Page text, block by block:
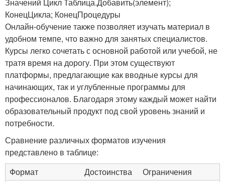
Значений Цикл Таблица.Добавить(элемент);
КонецЦикла; КонецПроцедуры
Онлайн-обучение также позволяет изучать материал в
удобном темпе, что важно для занятых специалистов.
Курсы легко сочетать с основной работой или учебой, не
тратя время на дорогу. При этом существуют
платформы, предлагающие как вводные курсы для
начинающих, так и углубленные программы для
профессионалов. Благодаря этому каждый может найти
образовательный продукт под свой уровень знаний и
потребности.
Сравнение различных форматов изучения
представлено в таблице:
Формат
Достоинства Ограничения